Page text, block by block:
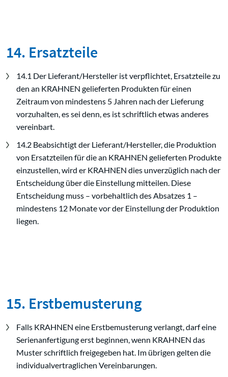
14. Ersatzteile
14.1 Der Lieferant/Hersteller ist verpflichtet, Ersatzteile zu
den an KRAHNEN gelieferten Produkten für einen
Zeitraum von mindestens 5 Jahren nach der Lieferung
vorzuhalten, es sei denn, es ist schriftlich etwas anderes
vereinbart.
14.2 Beabsichtigt der Lieferant/Hersteller, die Produktion
von Ersatzteilen für die an KRAHNEN gelieferten Produkte
einzustellen, wird er KRAHNEN dies unverzüglich nach der
Entscheidung über die Einstellung mitteilen. Diese
Entscheidung muss – vorbehaltlich des Absatzes 1 –
mindestens 12 Monate vor der Einstellung der Produktion
liegen.
15. Erstbemusterung
Falls KRAHNEN eine Erstbemusterung verlangt, darf eine
Serienanfertigung erst beginnen, wenn KRAHNEN das
Muster schriftlich freigegeben hat. Im übrigen gelten die
individualvertraglichen Vereinbarungen.